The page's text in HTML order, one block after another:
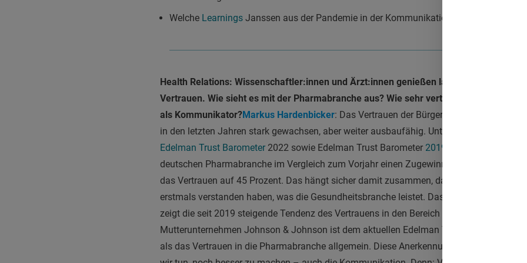
Welche Learnings Janssen aus der Pandemie in der Kommunikation gezogen hat
Health Relations: Wissenschaftler:innen und Ärzt:innen genießen laut
Vertrauen. Wie sieht es mit der Pharmabranche aus? Wie sehr vertrauen die
als Kommunikator?Markus Hardenbicker: Das Vertrauen der Bürger:innen in
in den letzten Jahren stark gewachsen, aber weiter ausbaufähig. Untersuchungen zum
Edelman Trust Barometer 2022 sowie Edelman Trust Barometer 2019,
deutschen Pharmabranche im Vergleich zum Vorjahr einen Zugewinn von drei
das Vertrauen auf 45 Prozent. Das hängt sicher damit zusammen, dass viele Menschen
erstmals verstanden haben, was die Gesundheitsbranche leistet. Dass hier durchaus
zeigt die seit 2019 steigende Tendenz des Vertrauens in den Bereich Healthcare. Das
Mutterunternehmen Johnson & Johnson ist dem aktuellen Edelman Trust Barometer
als das Vertrauen in die Pharmabranche allgemein. Diese Anerkennung freut uns sehr.